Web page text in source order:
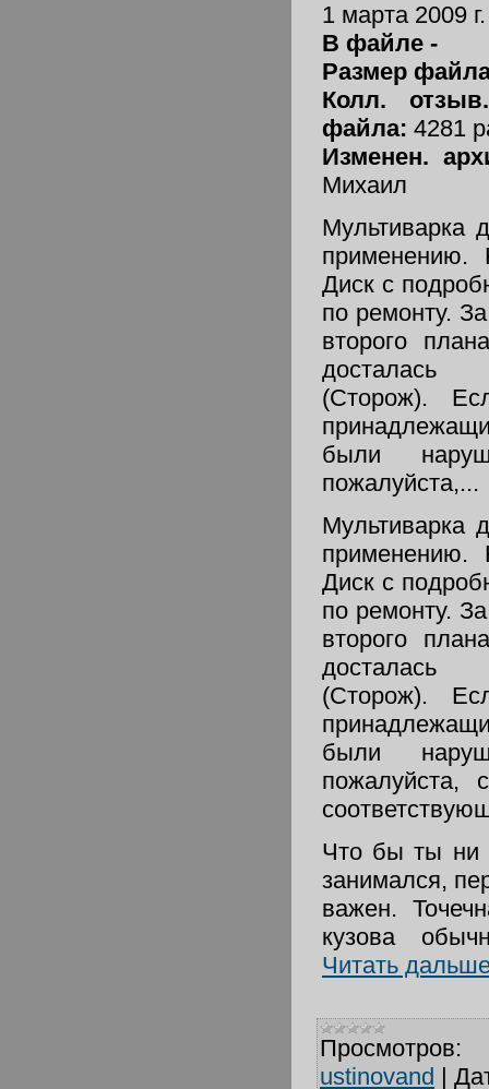
1 марта 2009 г.
В файле -
Размер
Колл.
файла: 4281
Изменен.
Михаил
Мультиварка
применению.
Диск с
по ремонту.
второго
досталась
(Сторож).
были
пожалуйста,...
Мультиварка
применению.
Диск с
по ремонту.
второго
досталась
(Сторож).
были
Что бы ты ни
занимался,
важен.
кузова
Читать
Просмотров:
ustinovand |